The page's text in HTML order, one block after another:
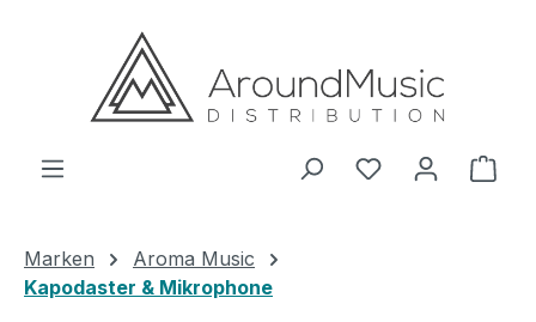
Zum Hauptinhalt springen
Marken
Aroma Music
Kapodaster & Mikrophone